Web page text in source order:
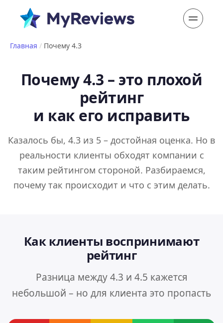
Главная / Почему 4.3
Почему 4.3 – это плохой
рейтинг
и как его исправить
Казалось бы, 4.3 из 5 – достойная оценка. Но в
реальности клиенты обходят компании с
таким рейтингом стороной. Разбираемся,
почему так происходит и что с этим делать.
Как клиенты воспринимают
рейтинг
Разница между 4.3 и 4.5 кажется
небольшой – но для клиента это пропасть